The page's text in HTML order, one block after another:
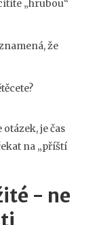
„hrubou“
že
je čas
na „příští
- ne